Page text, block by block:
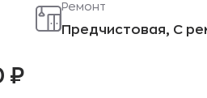
Ремонт
Предчистовая, С
₽